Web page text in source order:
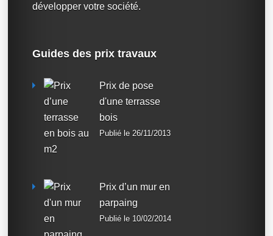
développer votre société.
Guides des prix travaux
Prix de pose
d'une terrasse
bois
Publié le 26/11/2013
Prix d’un mur en
parpaing
Publié le 10/02/2014